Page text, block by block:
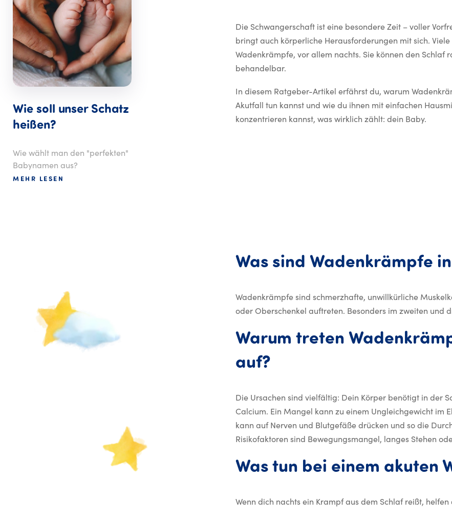
Wie soll unser Schatz
heißen?
Wie wählt man den "perfekten"
Babynamen aus?
MEHR LESEN
Die Schwangerschaft ist eine besondere Zeit – voller
bringt auch körperliche Herausforderungen mit sich.
Wadenkrämpfe, vor allem nachts. Sie können den
behandelbar.
In diesem Ratgeber-Artikel erfährst du, warum
Akutfall tun kannst und wie du ihnen mit einfachen
konzentrieren kannst, was wirklich zählt: dein Baby.
Was sind Wadenkrämpfe in
Wadenkrämpfe sind schmerzhafte, unwillkürliche
oder Oberschenkel auftreten. Besonders im zweiten und
Warum treten
auf?Warum treten
Die Ursachen sind vielfältig: Dein Körper benötigt in der
Calcium. Ein Mangel kann zu einem Ungleichgewicht im
kann auf Nerven und Blutgefäße drücken und so die
Risikofaktoren sind Bewegungsmangel, langes Stehen
Was tun bei einem akuten
Wenn dich nachts ein Krampf aus dem Schlaf reißt,